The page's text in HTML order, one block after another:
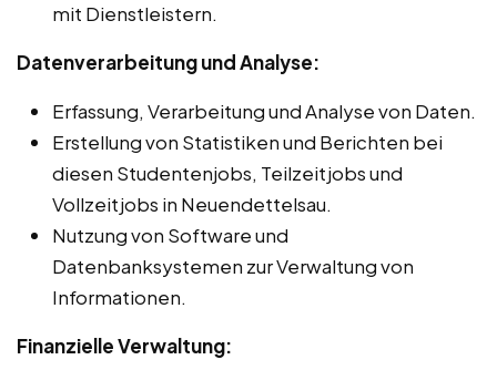
mit Dienstleistern.
Datenverarbeitung und Analyse:
Erfassung, Verarbeitung und Analyse von Daten.
Erstellung von Statistiken und Berichten bei
diesen Studentenjobs, Teilzeitjobs und
Vollzeitjobs in Neuendettelsau.
Nutzung von Software und
Datenbanksystemen zur Verwaltung von
Informationen.
Finanzielle Verwaltung: